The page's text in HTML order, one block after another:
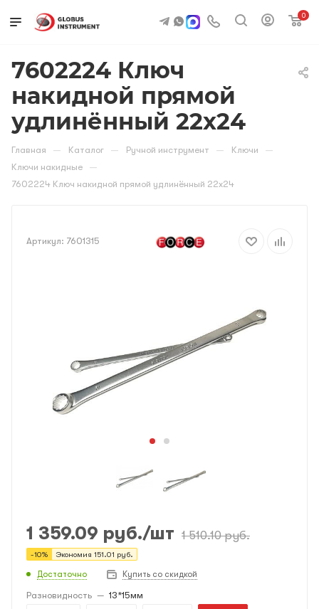
0
7602224 Ключ
накидной прямой
удлинённый 22х24
Главная — Каталог — Ручной инструмент — Ключи —
Ключи накидные —
7602224 Ключ накидной прямой удлинённый 22х24
Артикул: 7601315
1 359.09 руб./шт 1 510.10руб.
-10% Экономия 151.01 руб.
Достаточно Купить со скидкой
Разновидность — 13*15мм